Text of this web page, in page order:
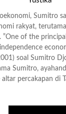
Sumitro
rakyat,
”One of the
independence
soal Sumitro
Sumitro,
percakapan di